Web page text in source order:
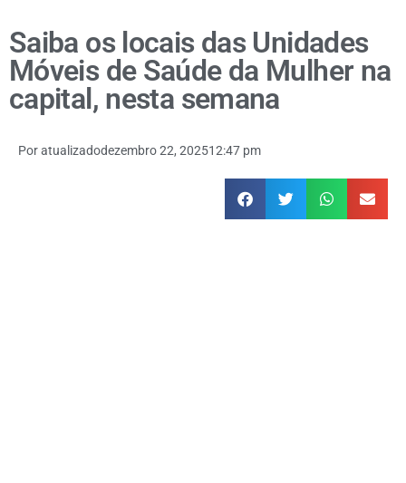
Saiba os locais das Unidades
Móveis de Saúde da Mulher na
capital, nesta semana
Poratualizadodezembro 22, 202512:47 pm